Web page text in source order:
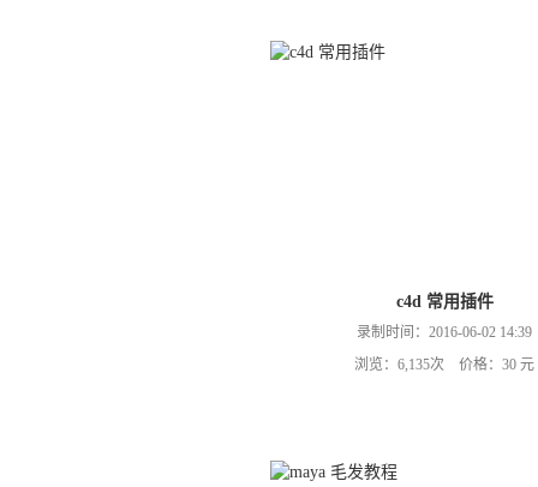
c4d 常用插件
录制时间：2016-06-02 14:39
浏览：6,135次 价格：30 元